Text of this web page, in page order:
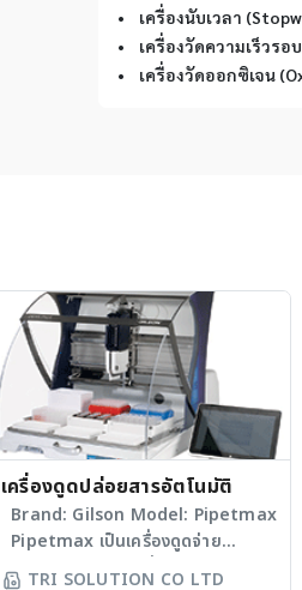
•    เครื่องนับเวลา
•    เครื่องวัดความเร็วร
•    เครื่องวัดออกซิเจน
เครื่องดูดปล่อยสารอัตโนมัติ
Brand: Gilson Model: Pipetmax
Pipetmax เป็นเครื่องดูดจ่าย
สารละลายอัตโนมัติ ที่สามารถกำหนด
TRI SOLUTION CO LTD